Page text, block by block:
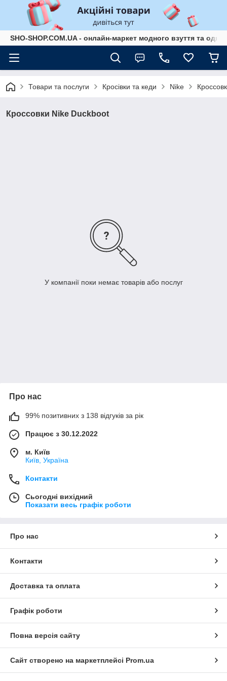
SHO-SHOP.COM.UA - онлайн-маркет модного взуття та
Товари та послуги Кросівки та кеди Nike
Кроссовки Nike Duckboot
У компанії поки немає товарів або послуг
Про нас
99% позитивних з 138 відгуків за рік
Працює з 30.12.2022
м. Київ
Київ, Україна
Контакти
Сьогодні вихідний
Показати весь графік роботи
Про нас
Контакти
Доставка та оплата
Графік роботи
Повна версія сайту
Сайт створено на маркетплейсі Prom.ua